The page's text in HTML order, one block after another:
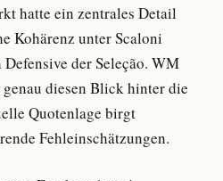
hatte ein zentrales Detail
Kohärenz unter Scaloni
der Seleção. WM
diesen Blick hinter die
Quotenlage birgt
Fehleinschätzungen.